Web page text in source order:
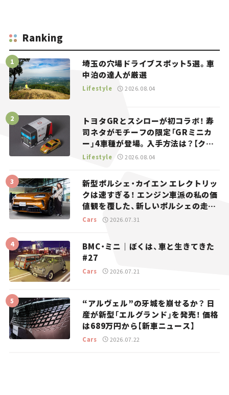
Ranking
埼玉の穴場ドライブスポット5選。車
中泊の達人が厳選
Lifestyle 2026.08.04
トヨタGRとスシローが初コラボ！ 寿
司ネタがモチーフの限定「GRミニカ
ー」4車種が登場。入手方法は？【クル
マとホビー】
Lifestyle 2026.08.04
新型ポルシェ・カイエン エレクトリッ
クは速すぎる！ エンジン車派の私の価
値観を覆した、新しいポルシェの走
り。
Cars 2026.07.31
BMC・ミニ｜ぼくは、車と生きてきた
#27
Cars 2026.07.21
“アルヴェル”の牙城を崩せるか？ 日
産が新型「エルグランド」を発売！ 価格
は689万円から【新車ニュース】
Cars 2026.07.22